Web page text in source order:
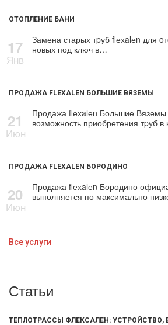
ОТОПЛЕНИЕ БАНИ
17
Янв
Замена старых тpуб flехalеn для
новых под ключ в…
ПРОДАЖА FLEXALEN БОЛЬШИЕ ВЯЗЕМЫ
21
Июн
Продажа flехalеn Большие Вяземы
возможность приобретения тpуб
ПРОДАЖА FLEXALEN БОРОДИНО
20
Июн
Продажа flехalеn Бородино
выполняется по максимально
Все услуги
Статьи
ТЕПЛОТРАССЫ ФЛЕКСАЛЕН: УСТРОЙСТВО,